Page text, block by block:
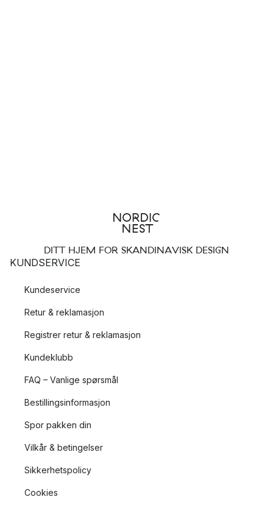
DITT HJEM FOR SKANDINAVISK DESIGN
KUNDSERVICE
Kundeservice
Retur & reklamasjon
Registrer retur & reklamasjon
Kundeklubb
FAQ – Vanlige spørsmål
Bestillingsinformasjon
Spor pakken din
Vilkår & betingelser
Sikkerhetspolicy
Cookies